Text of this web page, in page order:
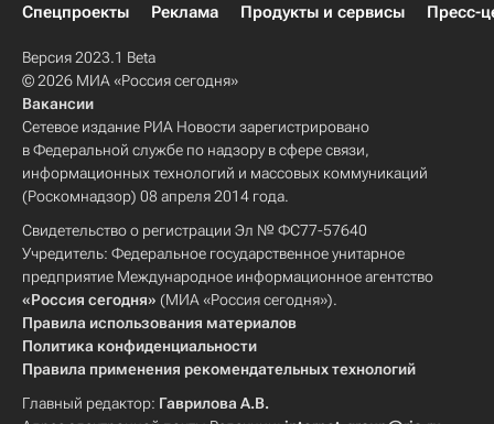
Спецпроекты
Реклама Продукты и сервисы Пресс-
Версия 2023.1 Beta
© 2026 МИА «Россия сегодня»
Вакансии
Сетевое издание РИА Новости зарегистрировано
в Федеральной службе по надзору в сфере связи,
информационных технологий и массовых коммуникаций
(Роскомнадзор) 08 апреля 2014 года.
Свидетельство о регистрации Эл № ФС77-57640
Учредитель: Федеральное государственное унитарное
предприятие Международное информационное агентство
«Россия сегодня» (МИА «Россия сегодня»).
Правила использования материалов
Политика конфиденциальности
Правила применения рекомендательных технологий
Главный редактор: Гаврилова А.В.